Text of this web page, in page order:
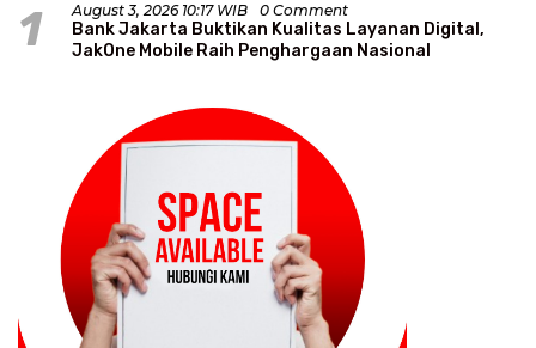
1 August 3, 2026 10:17 WIB 0 Comment
Bank Jakarta Buktikan Kualitas Layanan Digital,
JakOne Mobile Raih Penghargaan Nasional